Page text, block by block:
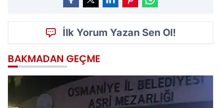
İlk Yorum Yazan Sen Ol!
BAKMADAN GEÇME